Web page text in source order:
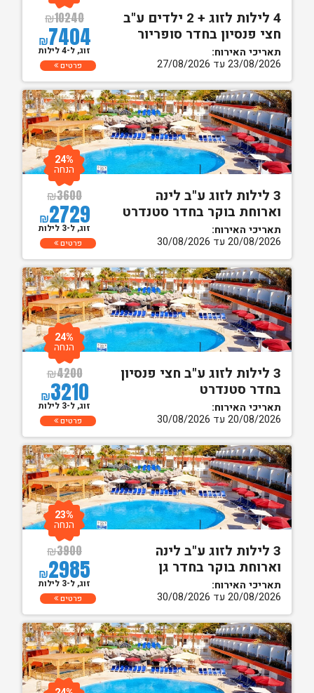
4 לילות לזוג + 2 ילדים ע"ב
חצי פנסיון בחדר סופריור
תאריכי האירוח:
23/08/2026 עד 27/08/2026
₪10240
₪7404
זוג, ל-4 לילות
פרטים
3 לילות לזוג ע"ב לינה
וארוחת בוקר בחדר סטנדרט
תאריכי האירוח:
20/08/2026 עד 30/08/2026
₪3600
₪2729
24%
הנחה
זוג, ל-3 לילות
פרטים
3 לילות לזוג ע"ב חצי פנסיון
בחדר סטנדרט
תאריכי האירוח:
20/08/2026 עד 30/08/2026
₪4200
₪3210
24%
הנחה
זוג, ל-3 לילות
פרטים
3 לילות לזוג ע"ב לינה
וארוחת בוקר בחדר גן
תאריכי האירוח:
20/08/2026 עד 30/08/2026
₪3900
₪2985
23%
הנחה
זוג, ל-3 לילות
פרטים